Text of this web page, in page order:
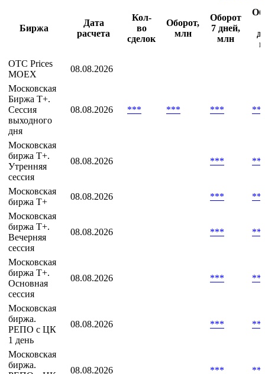
Биржа
Дата
расчета
Кол-
во
сделок
Оборот,
млн
Оборот
7 дней,
млн
OTC Prices
MOEX
08.08.2026
Московская
Биржа T+.
Сессия
выходного
дня
08.08.2026 *** *** ***
Московская
биржа T+.
Утренняя
сессия
08.08.2026 ***
Московская
биржа Т+
08.08.2026 ***
Московская
биржа Т+.
Вечерняя
сессия
08.08.2026 ***
Московская
биржа Т+.
Основная
сессия
08.08.2026 ***
Московская
биржа.
РЕПО с ЦК
1 день
08.08.2026 ***
Московская
биржа.
08.08.2026 ***